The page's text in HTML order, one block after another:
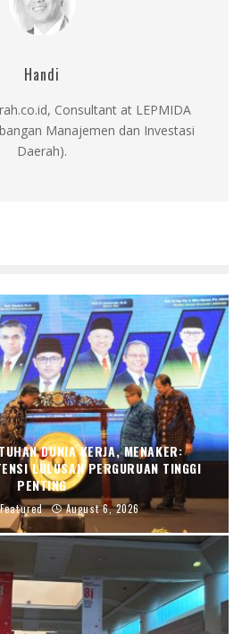
Handi
Consultant at LEPMIDA
Manajemen dan Investasi
Daerah).
DUNIA KERJA, MENAKER:
LULUSAN PERGURUAN TINGGI
PENTING
Featured August 6, 2026